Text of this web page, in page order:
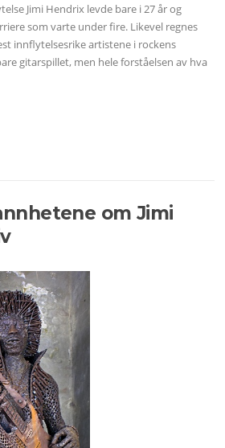
Jimi Hendrix levde bare i 27 år og
som varte under fire. Likevel regnes
innflytelsesrike artistene i rockens
gitarspillet, men hele forståelsen av hva
om Jimi